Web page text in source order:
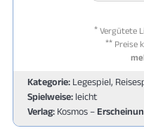
*Vergütete
**Preise
Kategorie: Legespiel,
Spielweise: leicht
Verlag: Kosmos –